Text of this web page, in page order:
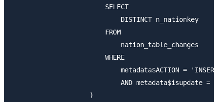
                        SELECT
                            DISTINCT n_nationkey
                        FROM
                            nation_table_changes
                        WHERE
metadata$ACTION =
AND metadata$isupdate =
                    )